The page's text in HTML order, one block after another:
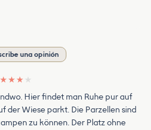
una opinión
★ ★ ★ ★
Hier findet man Ruhe pur auf
der Wiese parkt. Die Parzellen sind
zu können. Der Platz ohne